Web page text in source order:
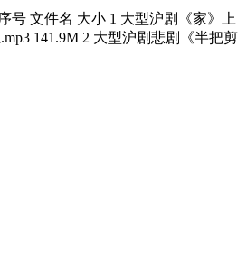
号 文件名 大小 1 大型沪剧《家》上
141.9M 2 大型沪剧悲剧《半把剪